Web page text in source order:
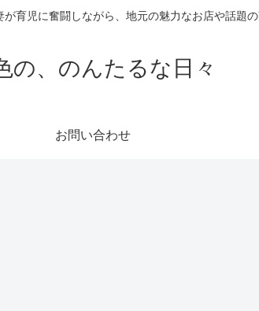
育児に奮闘しながら、地元の魅力なお店や話題
の、のんたるな日々
お問い合わせ